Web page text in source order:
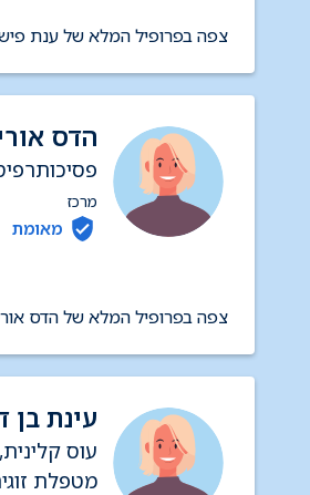
צפה בפרופיל המלא של ענת
הדס
מרכז
מאומת
צפה בפרופיל המלא של הדס
עינת בן
עוס
מטפלת